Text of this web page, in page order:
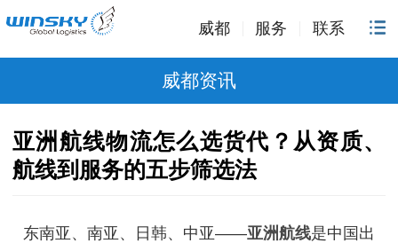
威都 服务 联系
威都资讯
亚洲航线物流怎么选货代？从资质、
航线到服务的五步筛选法
东南亚、南亚、日韩、中亚——亚洲航线是中国出